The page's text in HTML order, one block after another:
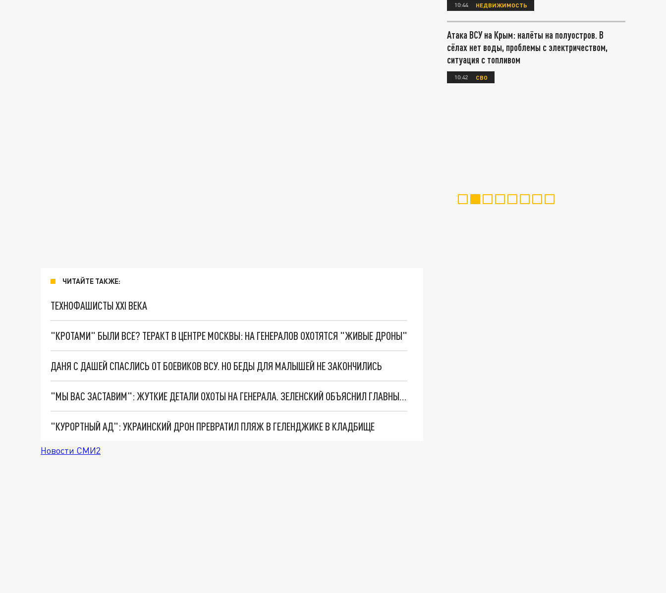
ЧИТАЙТЕ ТАКЖЕ:
ТЕХНОФАШИСТЫ XXI ВЕКА
"КРОТАМИ" БЫЛИ ВСЕ? ТЕРАКТ В ЦЕНТРЕ МОСКВЫ: НА ГЕНЕРАЛОВ ОХОТЯТСЯ "ЖИВЫЕ ДРОНЫ"
ДАНЯ С ДАШЕЙ СПАСЛИСЬ ОТ БОЕВИКОВ ВСУ. НО БЕДЫ ДЛЯ МАЛЫШЕЙ НЕ ЗАКОНЧИЛИСЬ
"МЫ ВАС ЗАСТАВИМ": ЖУТКИЕ ДЕТАЛИ ОХОТЫ НА ГЕНЕРАЛА. ЗЕЛЕНСКИЙ ОБЪЯСНИЛ ГЛАВНЫЙ СМЫСЛ ТЕРАКТА В ЦЕНТРЕ МОСКВЫ
"КУРОРТНЫЙ АД": УКРАИНСКИЙ ДРОН ПРЕВРАТИЛ ПЛЯЖ В ГЕЛЕНДЖИКЕ В КЛАДБИЩЕ
Новости СМИ2
10:44 НЕДВИЖИМОСТЬ
Атака ВСУ на Крым: налёты на полуостров. В
сёлах нет воды, проблемы с электричеством,
ситуация с топливом
10:42 СВО